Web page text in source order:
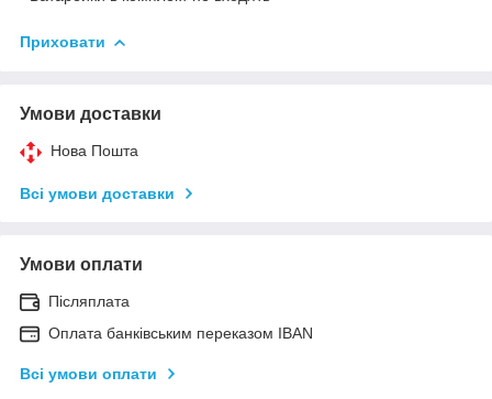
Приховати
Умови доставки
Нова Пошта
Всі умови доставки
Умови оплати
Післяплата
Оплата банківським переказом IBAN
Всі умови оплати